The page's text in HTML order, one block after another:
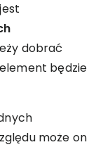
dobrać
będzie
może on